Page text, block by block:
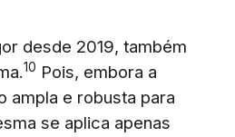
desde 2019, também
10 Pois, embora a
ampla e robusta para
se aplica apenas